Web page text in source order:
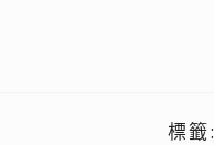
標籤: